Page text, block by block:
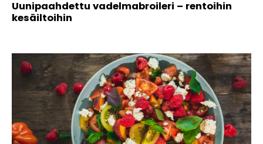
Uunipaahdettu vadelmabroileri – rentoihin
kesäiltoihin